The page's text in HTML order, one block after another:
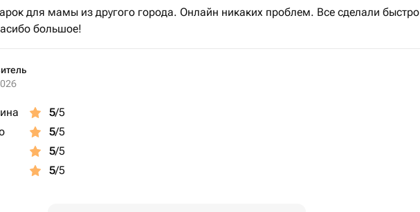
для мамы из другого города. Онлайн никаких проблем. Все сделали быстро
большое!
5/5
5/5
5/5
5/5